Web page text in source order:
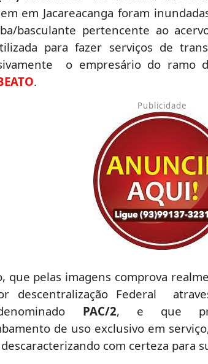
em Jacareacanga foram
basculante pertencente ao
para fazer serviços de
o empresário do ramo
.
Publicidade
que pelas imagens comprova
descentralização Federal
PAC/2, e que
de uso exclusivo em
descaracterizando com certeza para